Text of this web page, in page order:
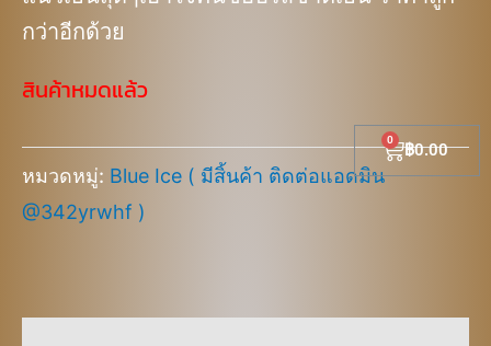
กว่าอีกด้วย
สินค้าหมดแล้ว
หมวดหมู่: Blue Ice ( มีสิ้นค้า ติดต่อแอดมิน
@342yrwhf )
฿0.00
Cart